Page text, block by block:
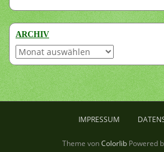
ARCHIV
Archiv
IMPRESSUM
Theme vonColorlib Powered